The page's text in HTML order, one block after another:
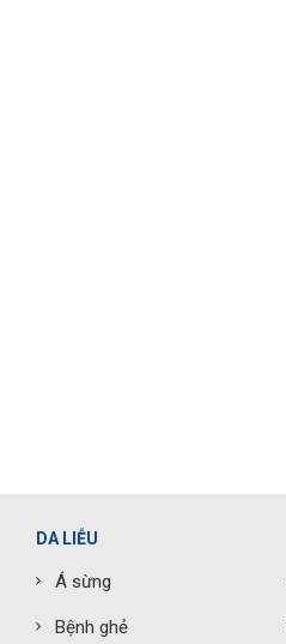
DA LIỄU
Á sừng
Bệnh ghẻ